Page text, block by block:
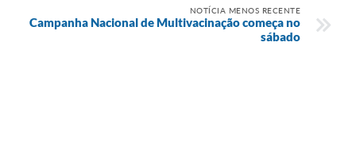
NOTÍCIA MENOS RECENTE
Campanha Nacional de Multivacinação começa no
sábado